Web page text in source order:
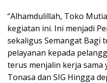
“Alhamdulillah, Toko
kegiatan ini. Ini menjadi
sekaligus Semangat Bagi
pelayanan kepada
terus menjalin kerja sama
Tonasa dan SIG Hingga